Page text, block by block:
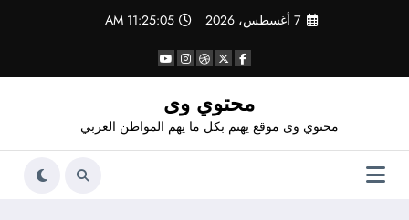
7 أغسطس، 2026 11:25:06 AM
محتوي وى
محتوي وى موقع يهتم بكل ما يهم المواطن العربي